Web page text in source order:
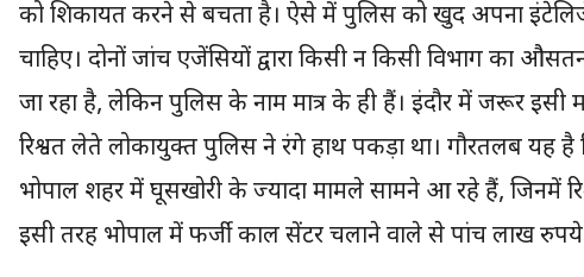
को शिकायत करने से बचता है। ऐसे में पुलिस को खुद अपना
चाहिए। दोनों जांच एजेंसियों द्वारा किसी न किसी विभाग का
जा रहा है, लेकिन पुलिस के नाम मात्र के ही हैं। इंदौर में जरूर इसी
रिश्वत लेते लोकायुक्त पुलिस ने रंगे हाथ पकड़ा था। गौरतलब यह
भोपाल शहर में घूसखोरी के ज्यादा मामले सामने आ रहे हैं, जिनमें
इसी तरह भोपाल में फर्जी काल सेंटर चलाने वाले से पांच लाख